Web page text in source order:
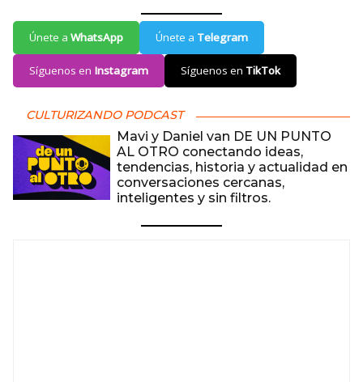
Únete a WhatsApp Únete a Telegram
Síguenos en Instagram Síguenos en TikTok
CULTURIZANDO PODCAST
Mavi y Daniel van DE UN PUNTO
AL OTRO conectando ideas,
tendencias, historia y actualidad en
conversaciones cercanas,
inteligentes y sin filtros.